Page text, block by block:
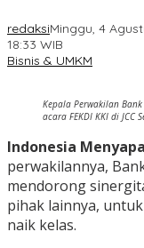
redaksiMinggu, 4
18:33 WIB
Bisnis & UMKM
Kepala Perwakilan
acara FEKDI KKI di JCC
Indonesia
perwakilannya,
mendorong
pihak lainnya,
naik kelas.